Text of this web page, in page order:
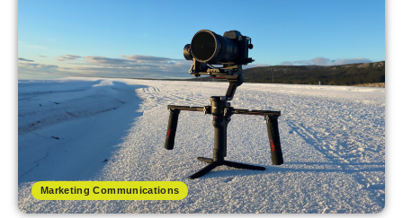
Marketing Communications